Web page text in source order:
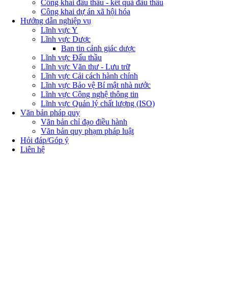
Công khai đấu thầu - kết quả đấu thầu
Công khai dự án xã hội hóa
Hướng dẫn nghiệp vụ
Lĩnh vực Y
Lĩnh vực Dược
Ban tin cảnh giác dược
Lĩnh vực Đấu thầu
Lĩnh vực Văn thư - Lưu trữ
Lĩnh vực Cải cách hành chính
Lĩnh vực Bảo vệ Bí mật nhà nước
Lĩnh vực Công nghệ thông tin
Lĩnh vực Quản lý chất lượng (ISO)
Văn bản pháp quy
Văn bản chỉ đạo điều hành
Văn bản quy phạm pháp luật
Hỏi đáp/Góp ý
Liên hệ